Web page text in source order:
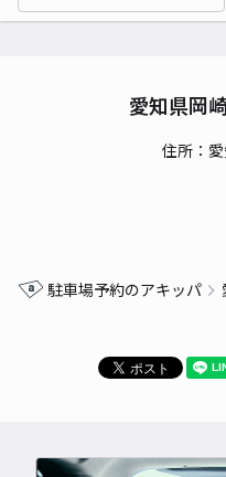
愛知県岡
住所：
駐車場予約のアキッパ